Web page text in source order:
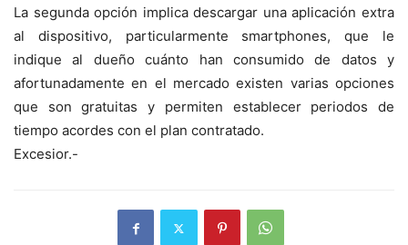
La segunda opción implica descargar una aplicación extra
al dispositivo, particularmente smartphones, que le
indique al dueño cuánto han consumido de datos y
afortunadamente en el mercado existen varias opciones
que son gratuitas y permiten establecer periodos de
tiempo acordes con el plan contratado.
Excesior.-